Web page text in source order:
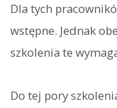
Dla tych
wstępne. Jednak
szkolenia te
Do tej pory